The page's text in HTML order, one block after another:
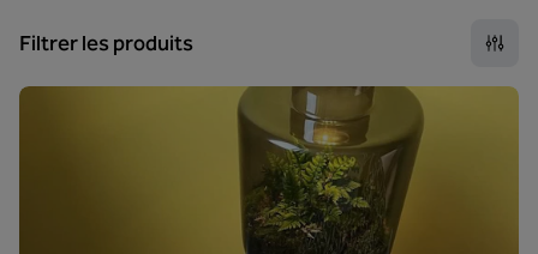
Filtrer les produits